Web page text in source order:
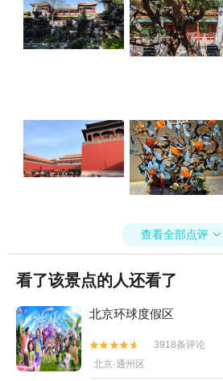
查看全部点评 
看了该景点的人还看了
北京环球度假区


3918条评论
北京·通州区